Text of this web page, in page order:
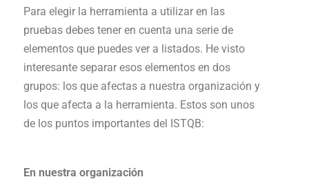
Para elegir la herramienta a utilizar en las
pruebas debes tener en cuenta una serie de
elementos que puedes ver a listados. He visto
interesante separar esos elementos en dos
grupos: los que afectas a nuestra organización y
los que afecta a la herramienta. Estos son unos
de los puntos importantes del ISTQB:
En nuestra organización